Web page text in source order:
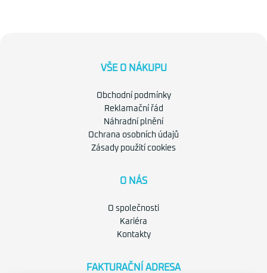
VŠE O NÁKUPU
Obchodní podmínky
Reklamační řád
Náhradní plnění
Ochrana osobních údajů
Zásady použití cookies
O NÁS
O společnosti
Kariéra
Kontakty
FAKTURAČNÍ ADRESA